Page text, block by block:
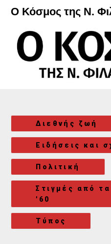
Μετάβαση
περιεχόμενο
Ο Κόσμος της Ν.
Διεθνής ζωή
Ειδήσεις και
Πολιτική
Στιγμές από
'60
Τύπος